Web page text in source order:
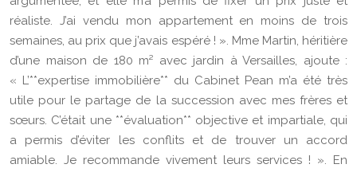
réaliste. J’ai vendu mon appartement en moins de trois
semaines, au prix que j’avais espéré ! ». Mme Martin, héritière
d’une maison de 180 m² avec jardin à Versailles, ajoute :
« L’**expertise immobilière** du Cabinet Pean m’a été très
utile pour le partage de la succession avec mes frères et
sœurs. C’était une **évaluation** objective et impartiale, qui
a permis d’éviter les conflits et de trouver un accord
amiable. Je recommande vivement leurs services ! ». En